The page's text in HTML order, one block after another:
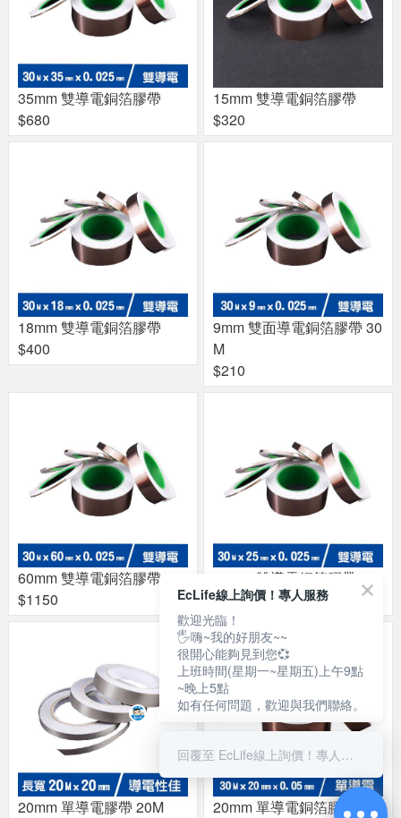
35mm 雙導電銅箔膠帶
$680
15mm 雙導電銅箔膠帶
$320
18mm 雙導電銅箔膠帶
$400
9mm 雙面導電銅箔膠帶 30
M
$210
60mm 雙導電銅箔膠帶
$1150
25mm 雙導電銅箔膠帶
$540
20mm 單導電膠帶 20M 20mm 單導電銅箔膠帶 30
EcLife線上詢價！專人服務
歡迎光臨！
🖐嗨~我的好朋友~~
很開心能夠見到您💞
上班時間(星期一~星期五)上午9點
~晚上5點
如有任何問題，歡迎與我們聯絡。
回覆至 EcLife線上詢價！專人服務